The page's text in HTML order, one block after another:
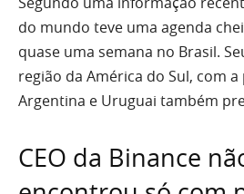
do mundo teve uma agenda
quase uma semana no Brasil.
região da América do Sul, com a
Argentina e Uruguai também
CEO da Binance